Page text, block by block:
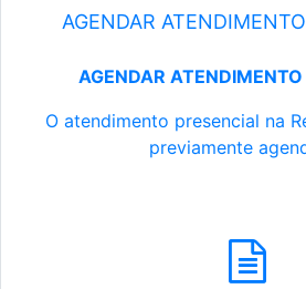
AGENDAR
AGENDAR
O atendimento presencial na
previamente